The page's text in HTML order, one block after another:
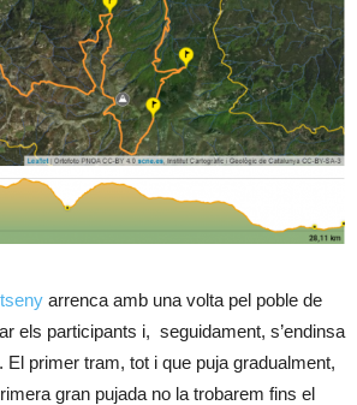
arrenca amb una volta pel poble de
els participants i, seguidament, s’endinsa
El primer tram, tot i que puja gradualment,
gran pujada no la trobarem fins el